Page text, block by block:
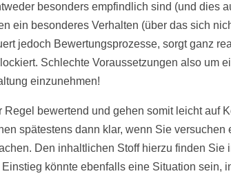
besonders empfindlich sind (und dies
ein besonderes Verhalten (über das sich
jedoch Bewertungsprozesse, sorgt ganz
Schlechte Voraussetzungen also um
einzunehmen!
bewertend und gehen somit leicht auf
spätestens dann klar, wenn Sie versuchen
Den inhaltlichen Stoff hierzu finden Sie
könnte ebenfalls eine Situation sein,